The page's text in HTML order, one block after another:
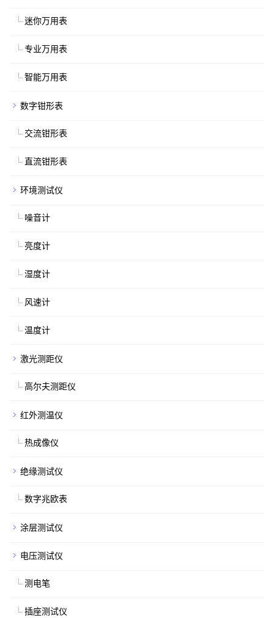
迷你万用表
专业万用表
智能万用表
数字钳形表
交流钳形表
直流钳形表
环境测试仪
噪音计
亮度计
湿度计
风速计
温度计
激光测距仪
高尔夫测距仪
红外测温仪
热成像仪
绝缘测试仪
数字兆欧表
涂层测试仪
电压测试仪
测电笔
插座测试仪